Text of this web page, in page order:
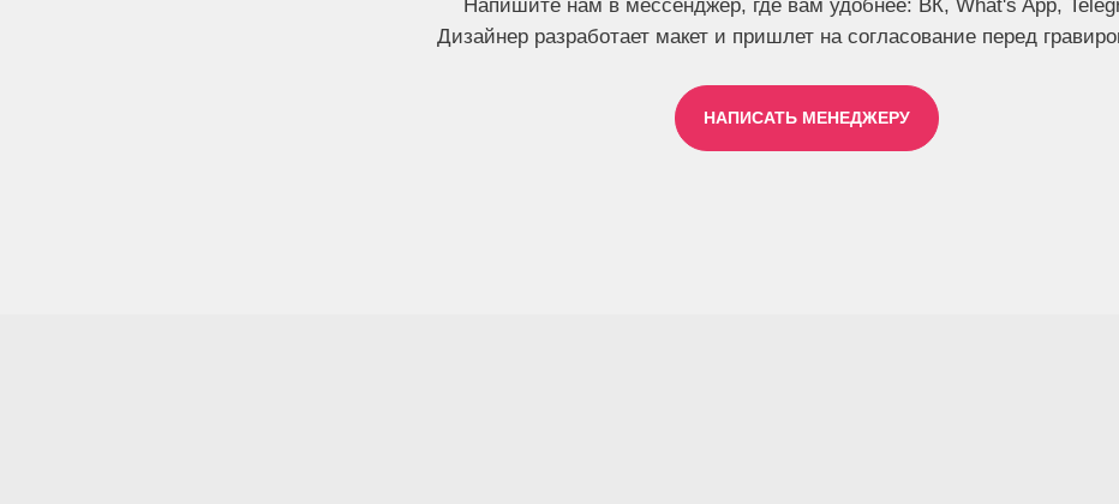
Напишите нам в мессенджер, где вам удобнее: ВК, What's App,
Дизайнер разработает макет и пришлет на согласование перед
НАПИСАТЬ МЕНЕДЖЕРУ